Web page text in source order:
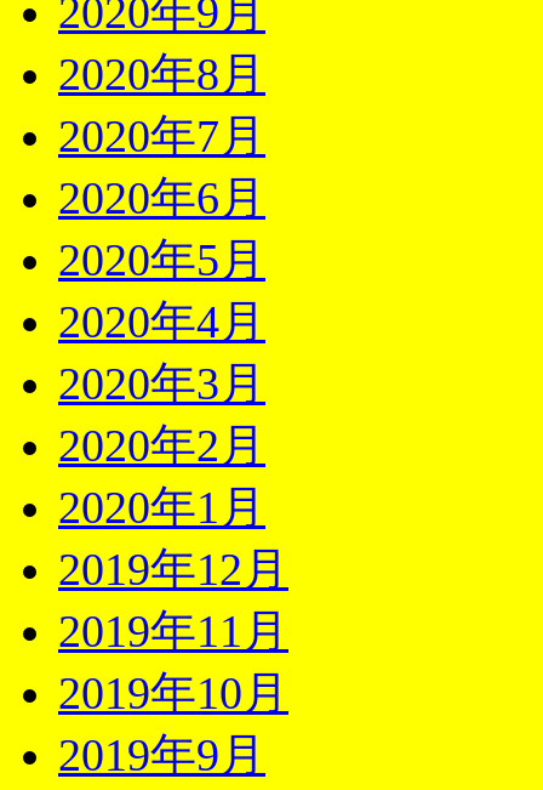
2020年9月
2020年8月
2020年7月
2020年6月
2020年5月
2020年4月
2020年3月
2020年2月
2020年1月
2019年12月
2019年11月
2019年10月
2019年9月